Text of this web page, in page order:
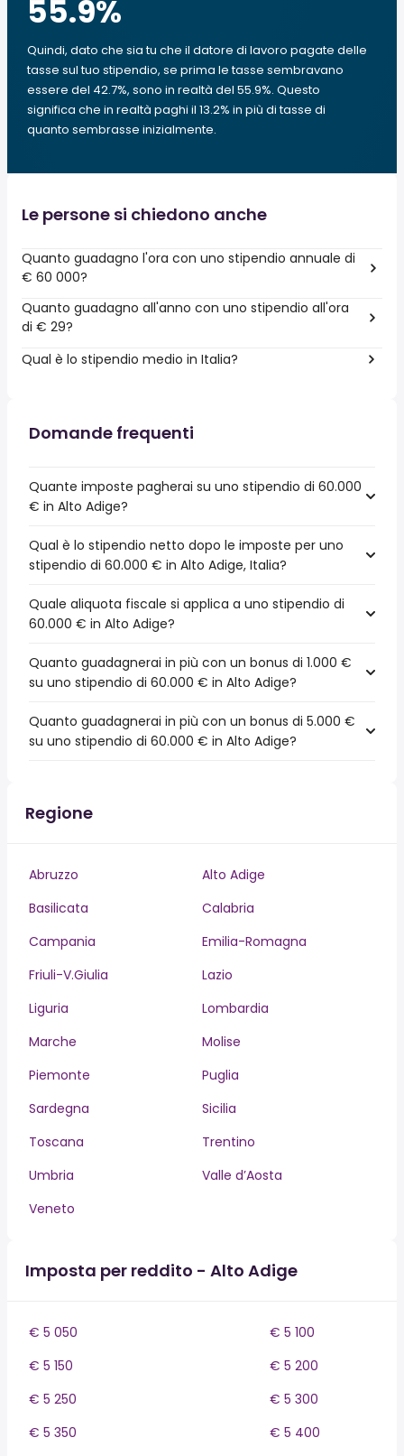
55.9%
Quindi, dato che sia tu che il datore di lavoro pagate delle
tasse sul tuo stipendio, se prima le tasse sembravano
essere del 42.7%, sono in realtà del 55.9%. Questo
significa che in realtà paghi il 13.2% in più di tasse di
quanto sembrasse inizialmente.
Le persone si chiedono anche
Quanto guadagno l'ora con uno stipendio annuale di
€ 60 000?
Quanto guadagno all'anno con uno stipendio all'ora
di € 29?
Qual è lo stipendio medio in Italia?
Domande frequenti
Quante imposte pagherai su uno stipendio di 60.000
€ in Alto Adige?
Qual è lo stipendio netto dopo le imposte per uno
stipendio di 60.000 € in Alto Adige, Italia?
Quale aliquota fiscale si applica a uno stipendio di
60.000 € in Alto Adige?
Quanto guadagnerai in più con un bonus di 1.000 €
su uno stipendio di 60.000 € in Alto Adige?
Quanto guadagnerai in più con un bonus di 5.000 €
su uno stipendio di 60.000 € in Alto Adige?
Regione
Abruzzo
Alto Adige
Basilicata
Calabria
Campania
Emilia-Romagna
Friuli-V.Giulia
Lazio
Liguria
Lombardia
Marche
Molise
Piemonte
Puglia
Sardegna
Sicilia
Toscana
Trentino
Umbria
Valle d’Aosta
Veneto
Imposta per reddito - Alto Adige
€ 5 050
€ 5 100
€ 5 150
€ 5 200
€ 5 250
€ 5 300
€ 5 350
€ 5 400